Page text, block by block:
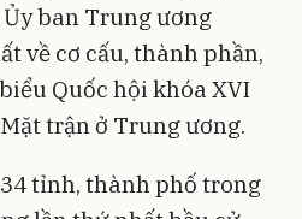
ban Trung ương
về cơ cấu, thành phần,
Quốc hội khóa XVI
trận ở Trung ương.
tỉnh, thành phố trong